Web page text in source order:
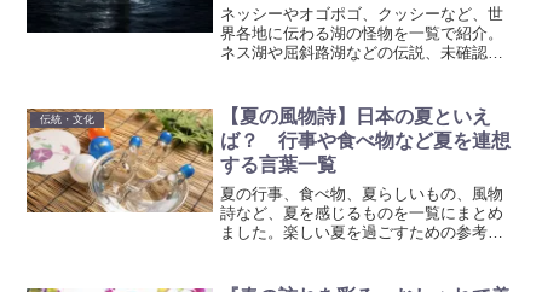
ネッシーやオゴポゴ、クッシーなど、世
界各地に伝わる湖の怪物を一覧で紹介。
ネス湖や屈斜路湖などの伝説、未確認生
伝統・文化
【夏の風物詩】日本の夏といえ
ば？ 行事や食べ物など夏を連想
する言葉一覧
夏の行事、食べ物、夏らしいもの、風物
詩など、夏を感じるものを一覧にまとめ
ました。楽しい夏を過ごすための参考に